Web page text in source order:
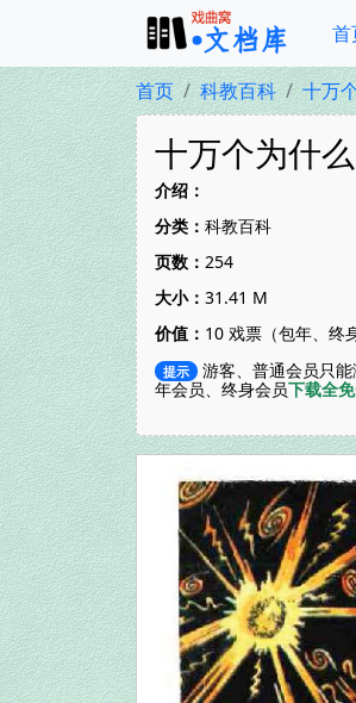
首
首页 科教百科 十万
十万个为什
介绍：
分类： 科教百科
页数： 254
大小： 31.41 M
价值： 10 戏票（包年、终
提示 游客、普通会员只能
年会员、终身会员下载全